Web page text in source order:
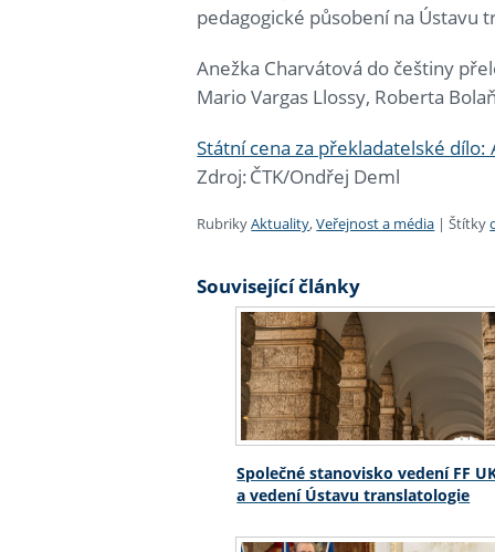
pedagogické působení na Ústavu
Anežka Charvátová do češtiny
Mario Vargas Llossy, Roberta
Státní cena za překladatelské
Zdroj: ČTK/Ondřej Deml
RubrikyAktuality,Veřejnost a média |Štítky
Související články
Společné stanovisko vedení FF
a vedení Ústavu translatologie